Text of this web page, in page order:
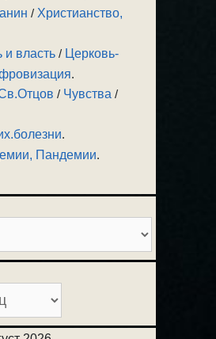
/ Христианство,
и власть / Церковь-
.
/ Чувства /
.
Пандемии.